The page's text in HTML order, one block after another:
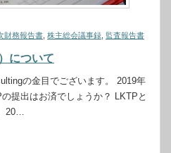
財務報告書 株主総会議事録 監査報告書
について
の金目でございます。 2019年
提出はお済でしょうか？ LKTPと
20…